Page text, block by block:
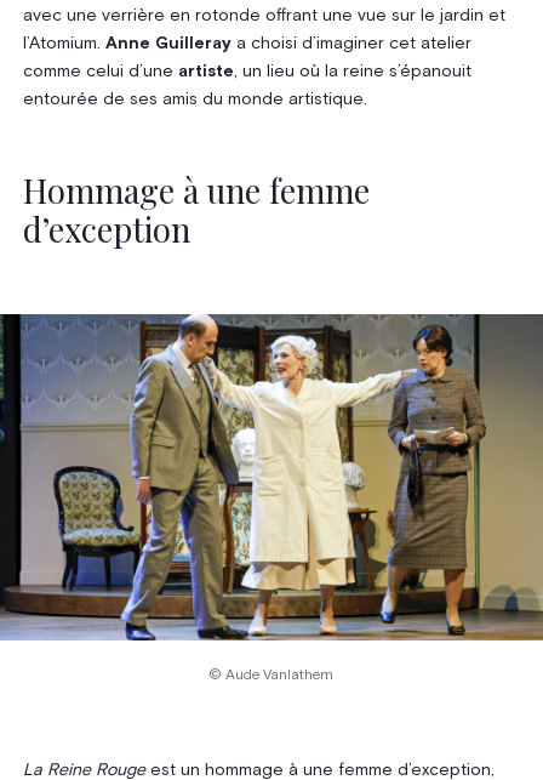
avec une verrière en rotonde offrant une vue sur le jardin et
l’Atomium. Anne Guilleraya choisi d’imaginer cet atelier
comme celui d’une artiste, un lieu où la reine s’épanouit
entourée de ses amis du monde artistique.
Hommage à une femme
d’exception
© Aude Vanlathem
La Reine Rougeest un hommage à une femme d’exception,